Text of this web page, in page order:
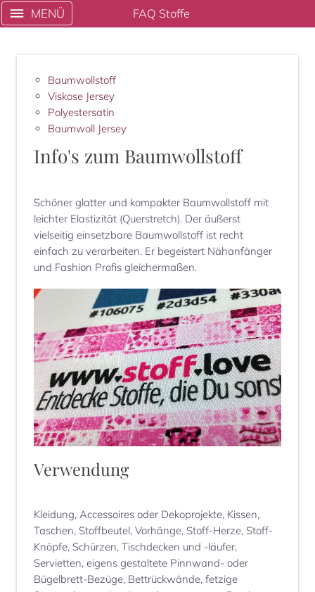
MENÜ FAQ Stoffe
Baumwollstoff
Viskose Jersey
Polyestersatin
Baumwoll Jersey
Info's zum Baumwollstoff
Schöner glatter und kompakter Baumwollstoff mit
leichter Elastizität (Querstretch). Der äußerst
vielseitig einsetzbare Baumwollstoff ist recht
einfach zu verarbeiten. Er begeistert Nähanfänger
und Fashion Profis gleichermaßen.
Verwendung
Kleidung, Accessoires oder Dekoprojekte, Kissen,
Taschen, Stoffbeutel, Vorhänge, Stoff-Herze, Stoff-
Knöpfe, Schürzen, Tischdecken und -läufer,
Servietten, eigens gestaltete Pinnwand- oder
Bügelbrett-Bezüge, Bettrückwände, fetzige